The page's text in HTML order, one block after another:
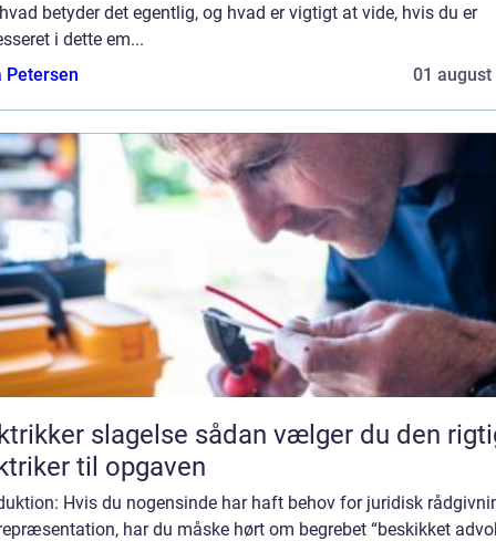
betyder det egentlig, og hvad er vigtigt at vide, hvis du er
i dette em...
Petersen
01 august
slagelse sådan vælger du den rigtige
til opgaven
Hvis du nogensinde har haft behov for juridisk
har du måske hørt om begrebet “beskikket